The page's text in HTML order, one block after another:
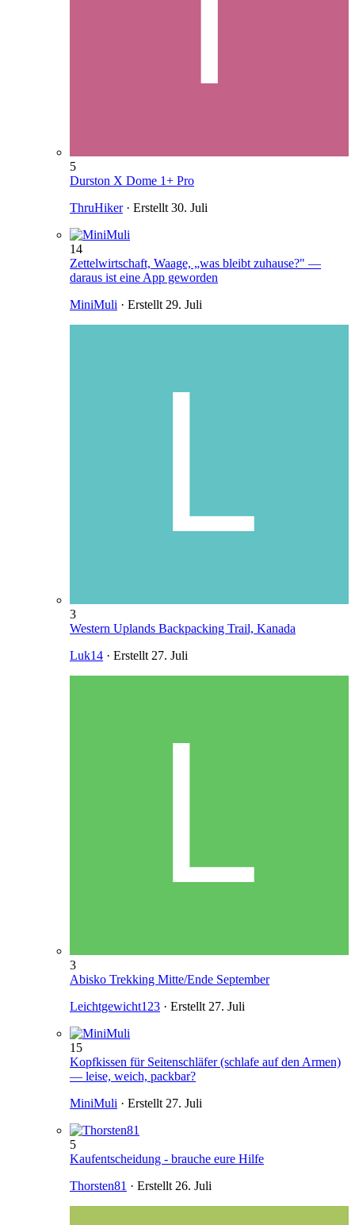
5
Durston X Dome 1+ Pro
ThruHiker· Erstellt 30. Juli
14
Zettelwirtschaft, Waage, „was bleibt zuhause?" —
daraus ist eine App geworden
MiniMuli · Erstellt 29. Juli
3
Western Uplands Backpacking Trail, Kanada
Luk14 · Erstellt 27. Juli
3
Abisko Trekking Mitte/Ende September
Leichtgewicht123 · Erstellt 27. Juli
15
Kopfkissen für Seitenschläfer (schlafe auf den Armen)
— leise, weich, packbar?
MiniMuli · Erstellt 27. Juli
5
Kaufentscheidung - brauche eure Hilfe
Thorsten81 · Erstellt 26. Juli